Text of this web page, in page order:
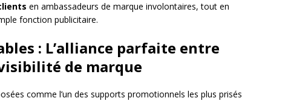
en ambassadeurs de marque involontaires, tout en
fonction publicitaire.
: L’alliance parfaite entre
de marque
comme l’un des supports promotionnels les plus prisés